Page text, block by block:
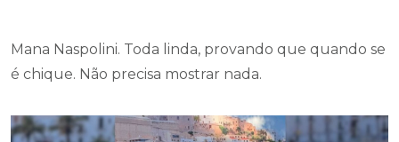
Mana Naspolini. Toda linda, provando que quando se
é chique. Não precisa mostrar nada.